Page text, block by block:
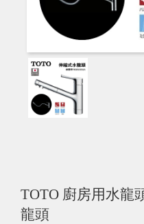
TOTO 廚房用水龍
龍頭